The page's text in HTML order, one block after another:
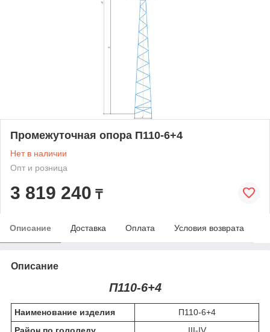
Промежуточная опора П110-6+4
Нет в наличии
Опт и розница
3 819 240 ₸
Описание Доставка Оплата Условия возврата
Описание
П110-6+4
Наименование изделия
П110-6+4